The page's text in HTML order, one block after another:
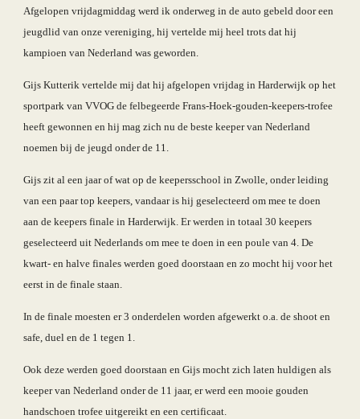
Afgelopen vrijdagmiddag werd ik onderweg in de auto gebeld door een
jeugdlid van onze vereniging, hij vertelde mij heel trots dat hij
kampioen van Nederland was geworden.
Gijs Kutterik vertelde mij dat hij afgelopen vrijdag in Harderwijk op het
sportpark van VVOG de felbegeerde Frans-Hoek-gouden-keepers-trofee
heeft gewonnen en hij mag zich nu de beste keeper van Nederland
noemen bij de jeugd onder de 11.
Gijs zit al een jaar of wat op de keepersschool in Zwolle, onder leiding
van een paar top keepers, vandaar is hij geselecteerd om mee te doen
aan de keepers finale in Harderwijk. Er werden in totaal 30 keepers
geselecteerd uit Nederlands om mee te doen in een poule van 4. De
kwart- en halve finales werden goed doorstaan en zo mocht hij voor het
eerst in de finale staan.
In de finale moesten er 3 onderdelen worden afgewerkt o.a. de shoot en
safe, duel en de 1 tegen 1.
Ook deze werden goed doorstaan en Gijs mocht zich laten huldigen als
keeper van Nederland onder de 11 jaar, er werd een mooie gouden
handschoen trofee uitgereikt en een certificaat.